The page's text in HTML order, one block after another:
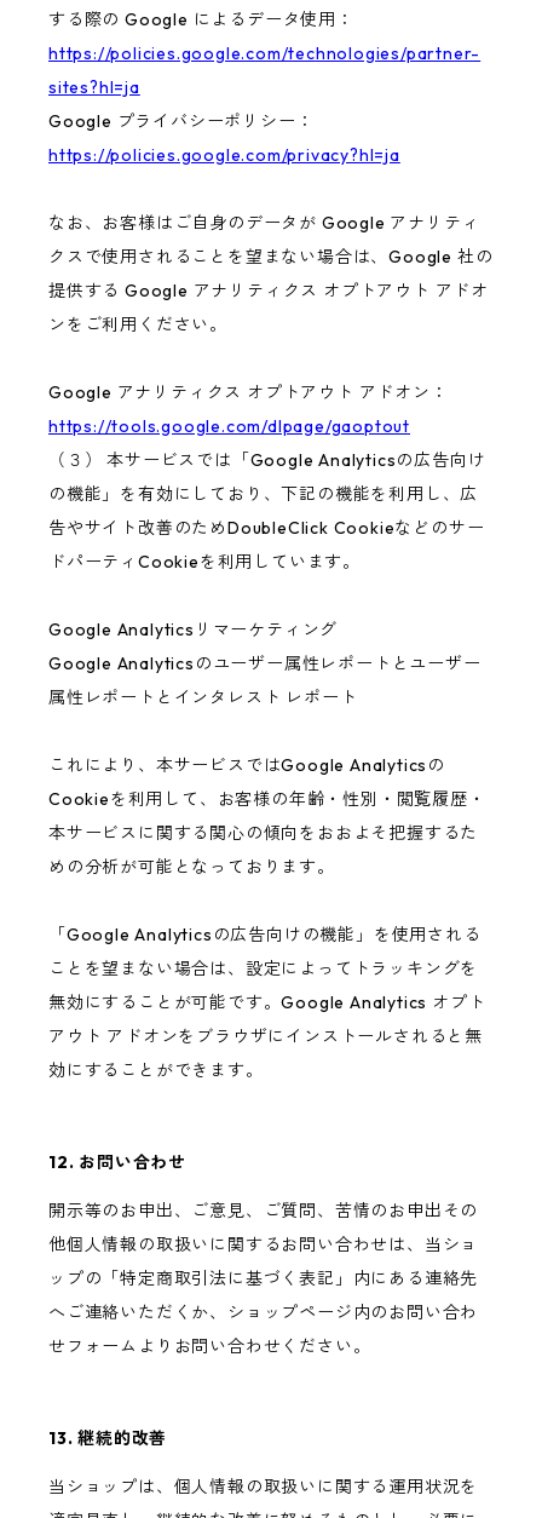
する際の Google によるデータ使用：
https://policies.google.com/technologies/partner-
sites?hl=ja
Google プライバシーポリシー：
https://policies.google.com/privacy?hl=ja
なお、お客様はご自身のデータが Google アナリティ
クスで使用されることを望まない場合は、Google 社の
提供する Google アナリティクス オプトアウト アドオ
ンをご利用ください。
Google アナリティクス オプトアウト アドオン：
https://tools.google.com/dlpage/gaoptout
（３） 本サービスでは「Google Analyticsの広告向け
の機能」を有効にしており、下記の機能を利用し、広
告やサイト改善のためDoubleClick Cookieなどのサー
ドパーティCookieを利用しています。
Google Analyticsリマーケティング
Google Analyticsのユーザー属性レポートとユーザー
属性レポートとインタレスト レポート
これにより、本サービスではGoogle Analyticsの
Cookieを利用して、お客様の年齢・性別・閲覧履歴・
本サービスに関する関心の傾向をおおよそ把握するた
めの分析が可能となっております。
「Google Analyticsの広告向けの機能」を使用される
ことを望まない場合は、設定によってトラッキングを
無効にすることが可能です。Google Analytics オプト
アウト アドオンをブラウザにインストールされると無
効にすることができます。
12. お問い合わせ
開示等のお申出、ご意見、ご質問、苦情のお申出その
他個人情報の取扱いに関するお問い合わせは、当ショ
ップの「特定商取引法に基づく表記」内にある連絡先
へご連絡いただくか、ショップページ内のお問い合わ
せフォームよりお問い合わせください。
13. 継続的改善
当ショップは、個人情報の取扱いに関する運用状況を